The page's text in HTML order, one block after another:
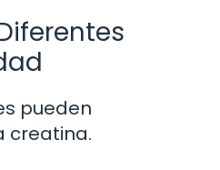
pueden
creatina.